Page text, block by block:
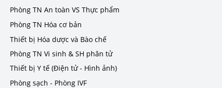
Phòng TN An toàn VS Thực phẩm
Phòng TN Hóa cơ bản
Thiết bị Hóa dược và Bào chế
Phòng TN Vi sinh & SH phân tử
Thiết bị Y tế (Điện tử - Hình ảnh)
Phòng sạch - Phòng IVF